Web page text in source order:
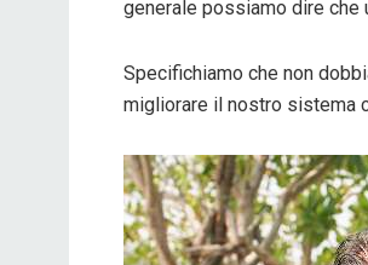
generale possiamo dire che
Specifichiamo che non
migliorare il nostro sistema